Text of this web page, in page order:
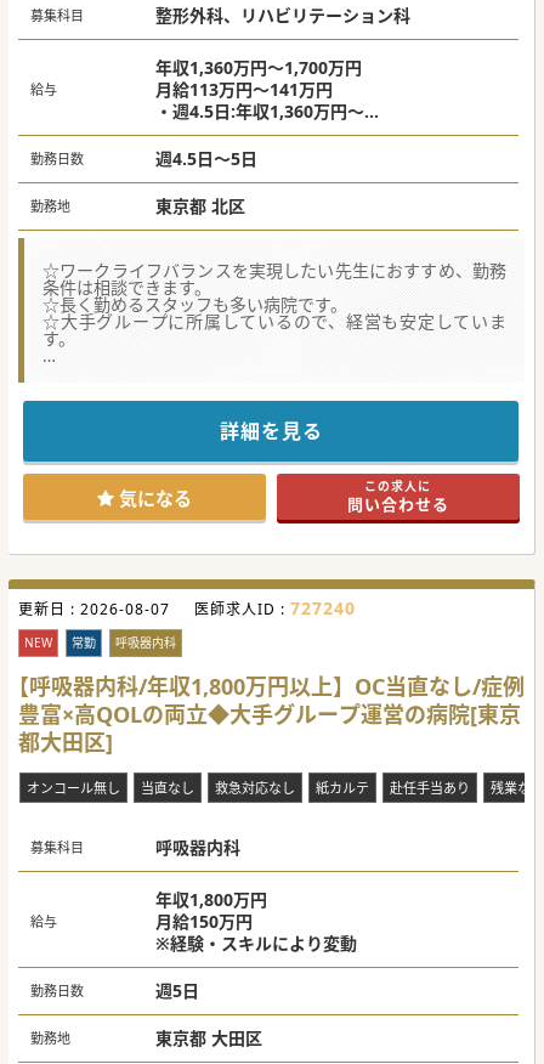
募集科目 整形外科、リハビリテーション科
給与
年収1,360万円～1,700万円
月給113万円～141万円
・週4.5日:年収1,360万円～
・週5日:年収1,700万円～
勤務日数 週4.5日～5日
勤務地 東京都 北区
☆ワークライフバランスを実現したい先生におすすめ、勤務
条件は相談できます。
☆長く勤めるスタッフも多い病院です。
☆大手グループに所属しているので、経営も安定していま
す。
関東にグループ病院を数院持つ法人が運営しているので、経
リハビリ施設が併設されているので、神経内科のニーズが高
い病院です。
残業もほぼ無く、当直無しも可能なので、オンオフはっきり
した働き方ができます。
看護・介護スタッフも充実、長く勤務する先生も多いです。
24時間利用可能な託児所も目の前にあり、お子様がいらっし
詳細を見る
気になる この求人に
問い合わせる
更新日 : 2026-08-07 医師求人ID : 727240
NEW 常勤 呼吸器内科
【呼吸器内科/年収1,800万円以上】OC当直なし/症例
豊富×高QOLの両立◆大手グループ運営の病院[東京
都大田区]
オンコール無し 当直なし 救急対応なし 紙カルテ 赴任手当あり 残業なし
募集科目 呼吸器内科
給与
年収1,800万円
月給150万円
※経験・スキルにより変動
勤務日数 週5日
勤務地 東京都 大田区